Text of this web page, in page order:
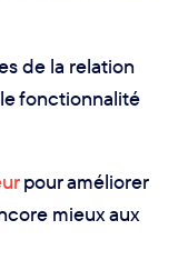
de la relation
fonctionnalité
pour améliorer
mieux aux